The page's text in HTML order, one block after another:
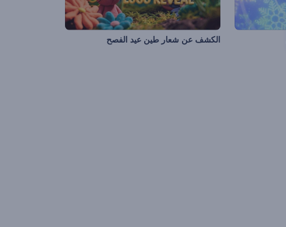
الكشف عن شعار طين عيد الفصح